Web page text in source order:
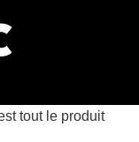
tout le produit